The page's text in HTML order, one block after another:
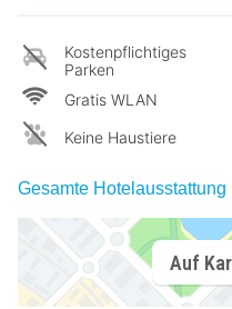
Kostenpflichtiges
Parken
Gratis WLAN
Keine Haustiere
Gesamte Hotelausstattung
Auf